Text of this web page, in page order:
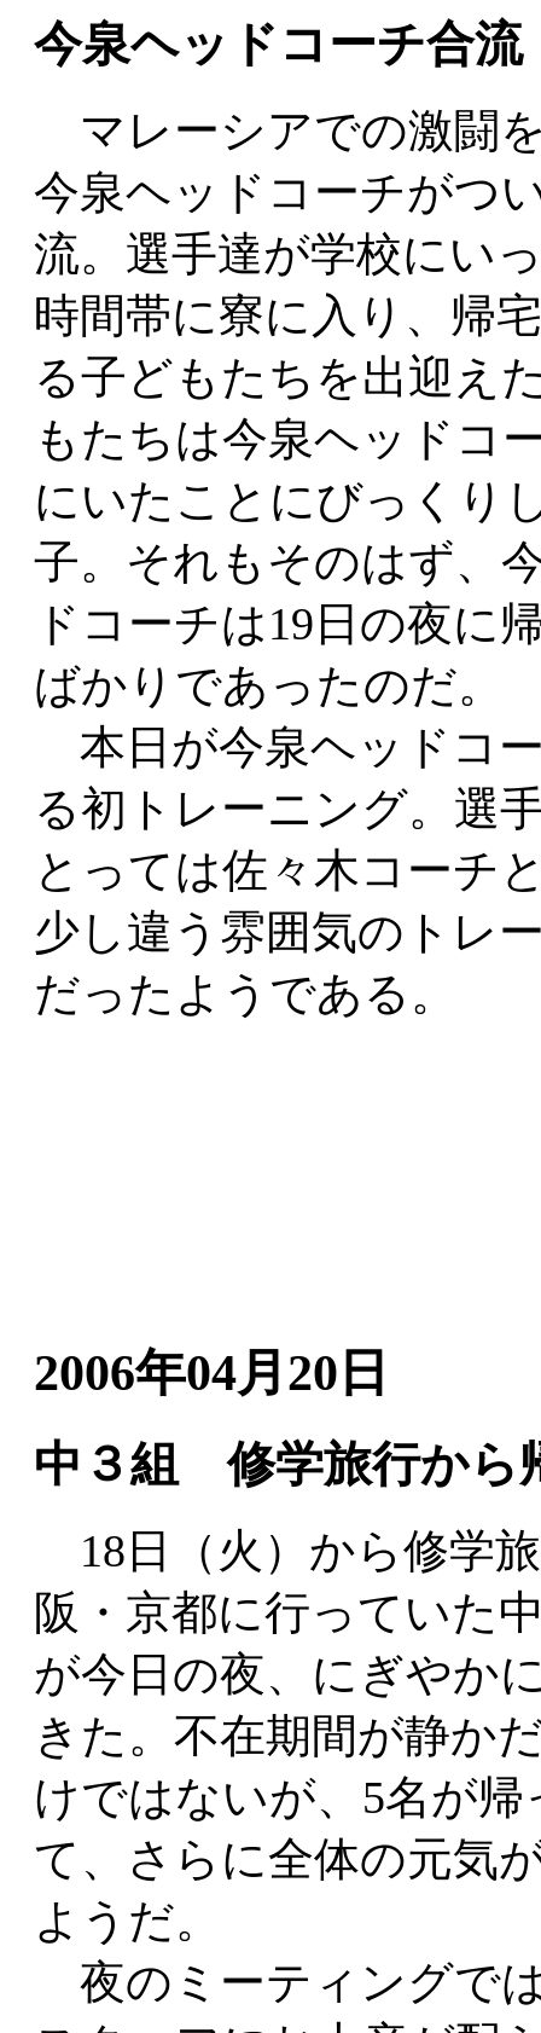
今泉ヘッドコーチ合流
マレーシアでの激闘
今泉ヘッドコーチがつ
流。選手達が学校にい
時間帯に寮に入り、帰
る子どもたちを出迎え
もたちは今泉ヘッドコ
にいたことにびっくり
子。それもそのはず、
ドコーチは19日の夜に
ばかりであったのだ。
本日が今泉ヘッドコ
る初トレーニング。選
とっては佐々木コーチ
少し違う雰囲気のトレ
だったようである。
2006年04月20日
中３組 修学旅行から
18日（火）から修学
阪・京都に行っていた
が今日の夜、にぎやか
きた。不在期間が静か
けではないが、5名が帰
て、さらに全体の元気
ようだ。
夜のミーティングで